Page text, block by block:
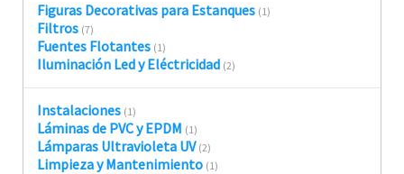
Figuras Decorativas para Estanques (1)
Filtros (7)
Fuentes Flotantes (1)
Iluminación Led y Eléctricidad (2)
Instalaciones (1)
Láminas de PVC y EPDM (1)
Lámparas Ultravioleta UV (2)
Limpieza y Mantenimiento (1)